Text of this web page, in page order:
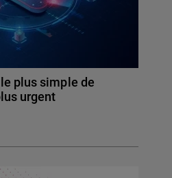
plus simple de
urgent